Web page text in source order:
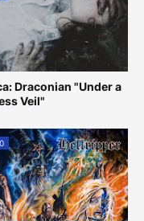
Draconian "Under a
Veil"